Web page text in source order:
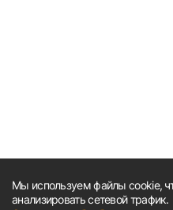
Мы используем файлы cookie,
анализировать сетевой трафик.